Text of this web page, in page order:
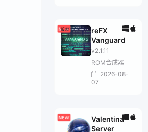
reFX
Vanguard
v2.1.11
ROM合成器
2026-08-
07
Valentina
Server